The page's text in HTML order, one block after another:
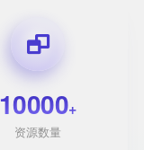
10000+
资源数量